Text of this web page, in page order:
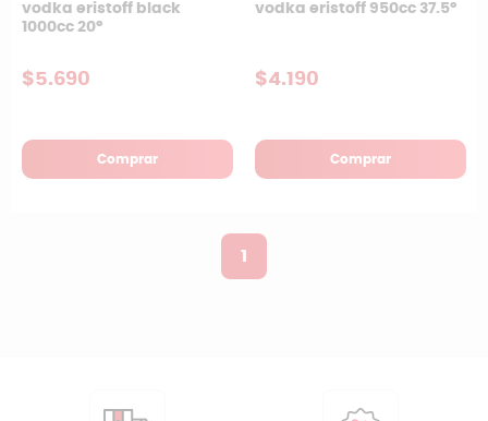
vodka eristoff black
1000cc 20°
$5.690
Comprar
vodka eristoff 950cc 37.5°
$4.190
Comprar
1